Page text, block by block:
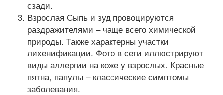
сзади.
Взрослая Сыпь и зуд провоцируются
раздражителями – чаще всего химической
природы. Также характерны участки
лихенификации. Фото в сети иллюстрируют
виды аллергии на коже у взрослых. Красные
пятна, папулы – классические симптомы
заболевания.